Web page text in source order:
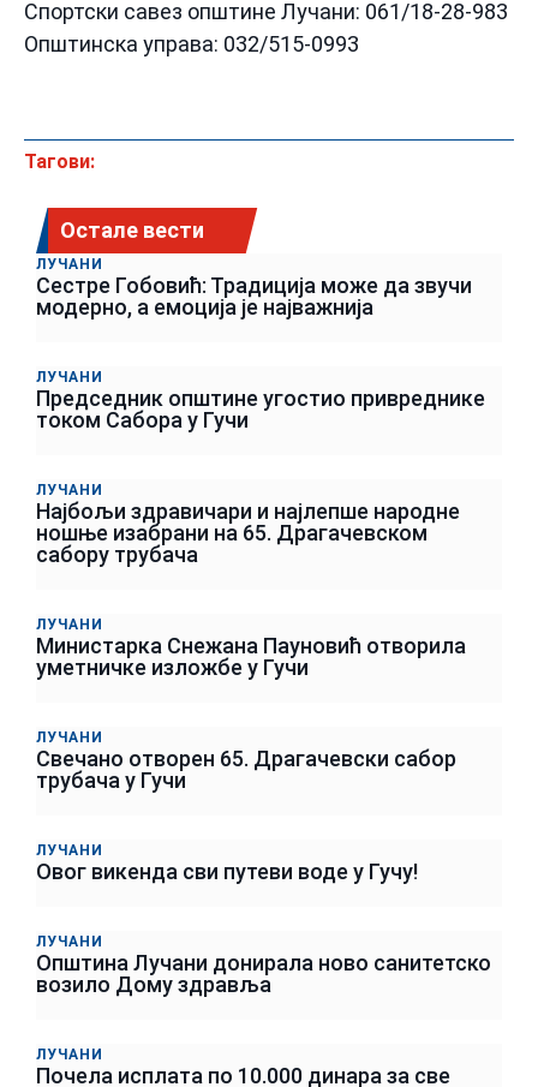
Спортски савез општине Лучани: 061/18-28-983
Општинска управа: 032/515-0993
Тагови:
Остале вести
ЛУЧАНИ
Сестре Гобовић: Традиција може да звучи
модерно, а емоција је најважнија
ЛУЧАНИ
Председник општине угостио привреднике
током Сабора у Гучи
ЛУЧАНИ
Најбољи здравичари и најлепше народне
ношње изабрани на 65. Драгачевском
сабору трубача
ЛУЧАНИ
Министарка Снежана Пауновић отворила
уметничке изложбе у Гучи
ЛУЧАНИ
Свечано отворен 65. Драгачевски сабор
трубача у Гучи
ЛУЧАНИ
Овог викенда сви путеви воде у Гучу!
ЛУЧАНИ
Општина Лучани донирала ново санитетско
возило Дому здравља
ЛУЧАНИ
Почела исплата по 10.000 динара за све